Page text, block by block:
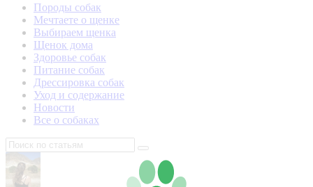
Породы собак
Мечтаете о щенке
Выбираем щенка
Щенок дома
Здоровье собак
Питание собак
Дрессировка собак
Уход и содержание
Новости
Все о собаках